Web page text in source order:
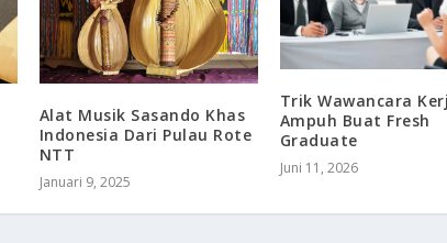
Alat Musik Sasando Khas
Indonesia Dari Pulau Rote
NTT
Januari 9, 2025
Trik Wawancara
Ampuh Buat Fresh
Graduate
Juni 11, 2026